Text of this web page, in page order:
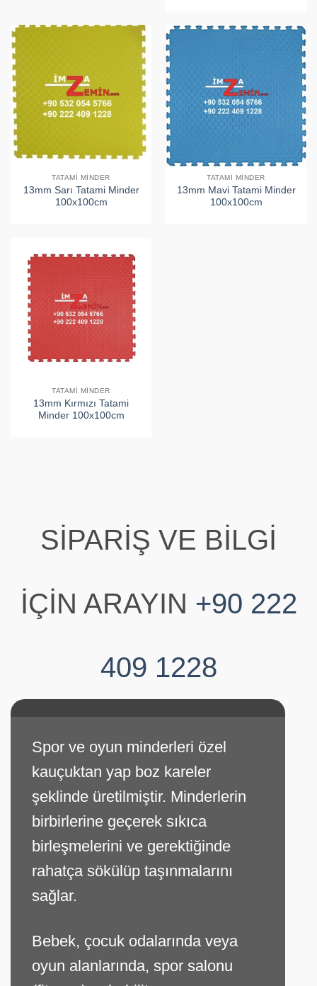
TATAMI MINDER
13mm Sarı Tatami Minder
100x100cm
TATAMI MINDER
13mm Mavi Tatami Minder
100x100cm
TATAMI MINDER
13mm Kırmızı Tatami
Minder 100x100cm
SİPARİŞ VE BİLGİ
İÇİN ARAYIN +90 222
409 1228
Spor ve oyun minderleri özel
kauçuktan yap boz kareler
şeklinde üretilmiştir. Minderlerin
birbirlerine geçerek sıkıca
birleşmelerini ve gerektiğinde
rahatça sökülüp taşınmalarını
sağlar.
Bebek, çocuk odalarında veya
oyun alanlarında, spor salonu